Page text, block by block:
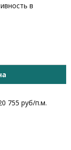
в
755 руб/п.м.